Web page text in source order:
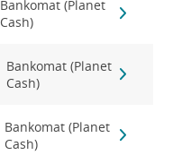
Bankomat (Planet
Cash)
Bankomat (Planet
Cash)
Bankomat (Planet
Cash)